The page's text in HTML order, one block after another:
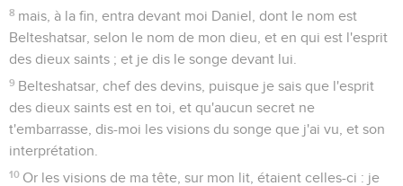
8 mais, à la fin, entra devant moi Daniel, dont le nom est
Belteshatsar, selon le nom de mon dieu, et en qui est l'esprit
des dieux saints ; et je dis le songe devant lui.
9 Belteshatsar, chef des devins, puisque je sais que l'esprit
des dieux saints est en toi, et qu'aucun secret ne
t'embarrasse, dis-moi les visions du songe que j'ai vu, et son
interprétation.
10 Or les visions de ma tête, sur mon lit, étaient celles-ci : je